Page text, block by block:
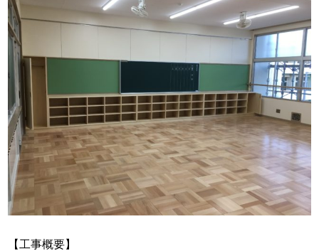
【工事概要】